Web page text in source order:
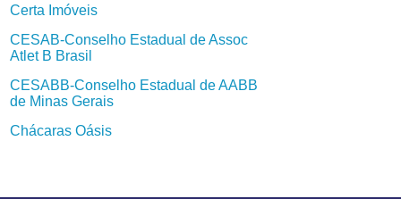
Certa Imóveis
CESAB-Conselho Estadual de Assoc
Atlet B Brasil
CESABB-Conselho Estadual de AABB
de Minas Gerais
Chácaras Oásis